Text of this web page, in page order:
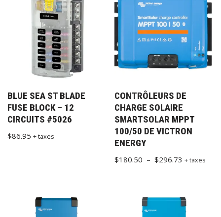
BLUE SEA ST BLADE
FUSE BLOCK – 12
CIRCUITS #5026
$86.95 + taxes
CONTRÔLEURS DE
CHARGE SOLAIRE
SMARTSOLAR MPPT
100/50 DE VICTRON
ENERGY
$180.50 – $296.73 + taxes